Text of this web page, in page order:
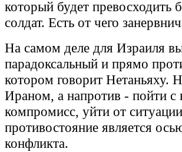
который будет превосходить
солдат. Есть от чего
На самом деле для Израиля
парадоксальный и прямо
котором говорит Нетаньяху.
Ираном, а напротив - пойти с
компромисс, уйти от
противостояние является
конфликта.